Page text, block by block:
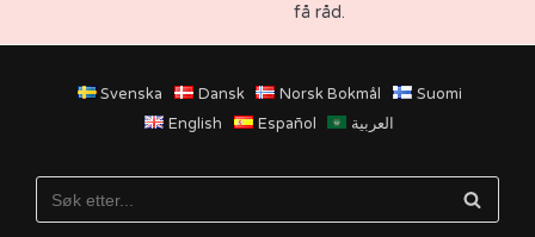
få råd.
Svenska Dansk Norsk Bokmål
Suomi
English
Español العربية